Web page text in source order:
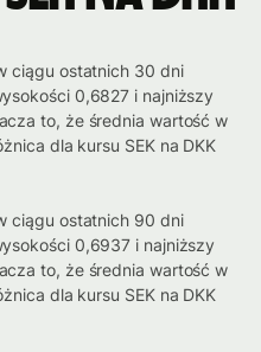
ciągu ostatnich 30 dni
0,6827 i najniższy
to, że średnia wartość w
dla kursu SEK na DKK
ciągu ostatnich 90 dni
0,6937 i najniższy
to, że średnia wartość w
dla kursu SEK na DKK